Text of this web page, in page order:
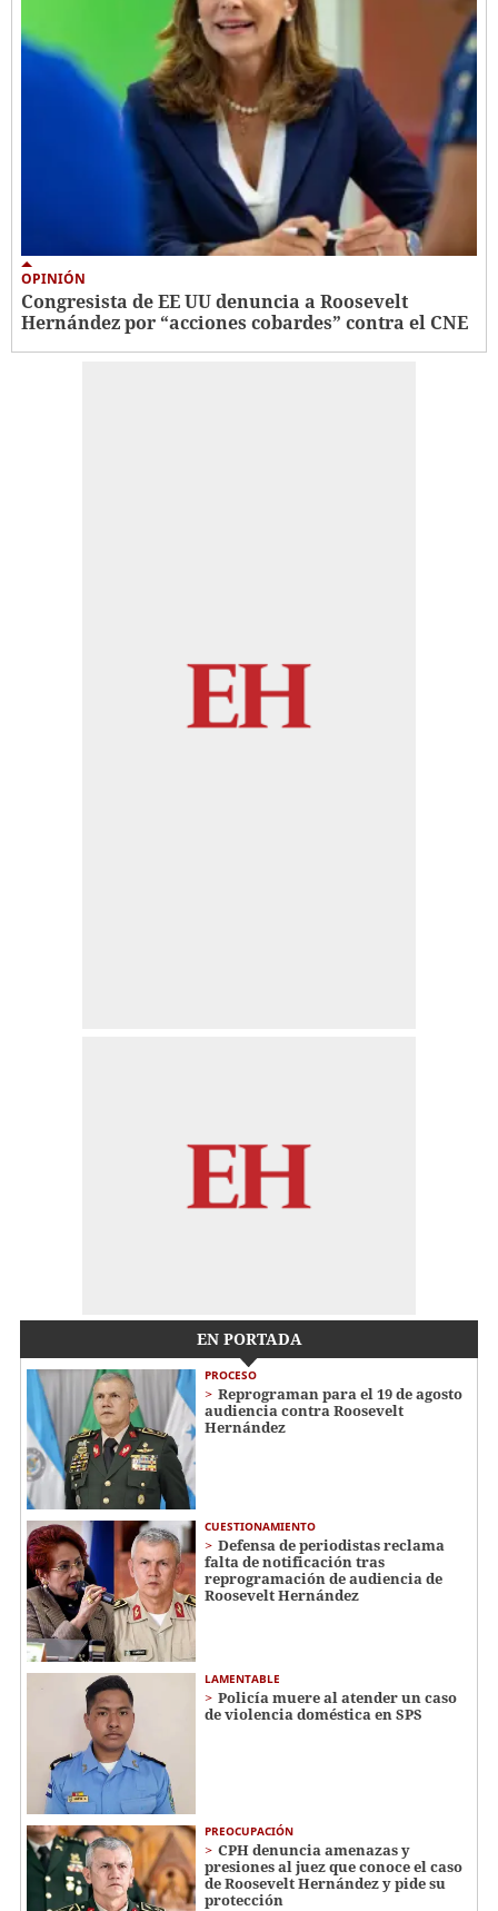
OPINIÓN
Congresista de EE UU denuncia a Roosevelt
Hernández por “acciones cobardes” contra el CNE
EN PORTADA
PROCESO
Reprograman para el 19 de agosto
audiencia contra Roosevelt
Hernández
CUESTIONAMIENTO
Defensa de periodistas reclama
falta de notificación tras
reprogramación de audiencia de
Roosevelt Hernández
LAMENTABLE
Policía muere al atender un caso
de violencia doméstica en SPS
PREOCUPACIÓN
CPH denuncia amenazas y
presiones al juez que conoce el caso
de Roosevelt Hernández y pide su
protección